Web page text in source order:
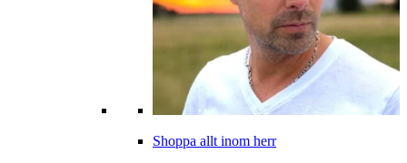
Shoppa allt inom herr